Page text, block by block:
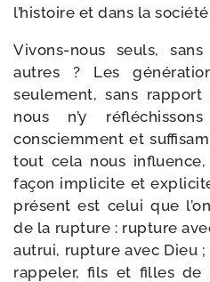
l’his­toire et dans la
Vivons-​nous seuls,
autres ? Les
seule­ment, sans
nous n’y
consciem­ment et
tout cela nous
façon impli­cite et
pré­sent est celui que
de la rup­ture : rup­ture
autrui, rup­ture avec Dieu
rap­pe­ler, fils et filles de